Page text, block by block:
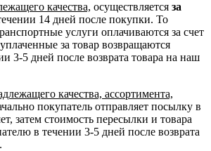
качества, осуществляется за
14 дней после покупки. То
услуги оплачиваются за счет
за товар возвращаются
3-5 дней после возврата товара на наш
качества, ассортимента,
покупатель отправляет посылку в
затем стоимость пересылки и товара
в течении 3-5 дней после возврата